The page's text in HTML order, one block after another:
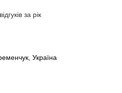
за рік
Україна